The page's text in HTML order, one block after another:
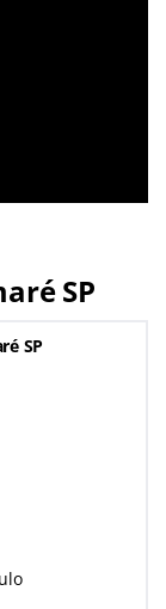
SP
SP